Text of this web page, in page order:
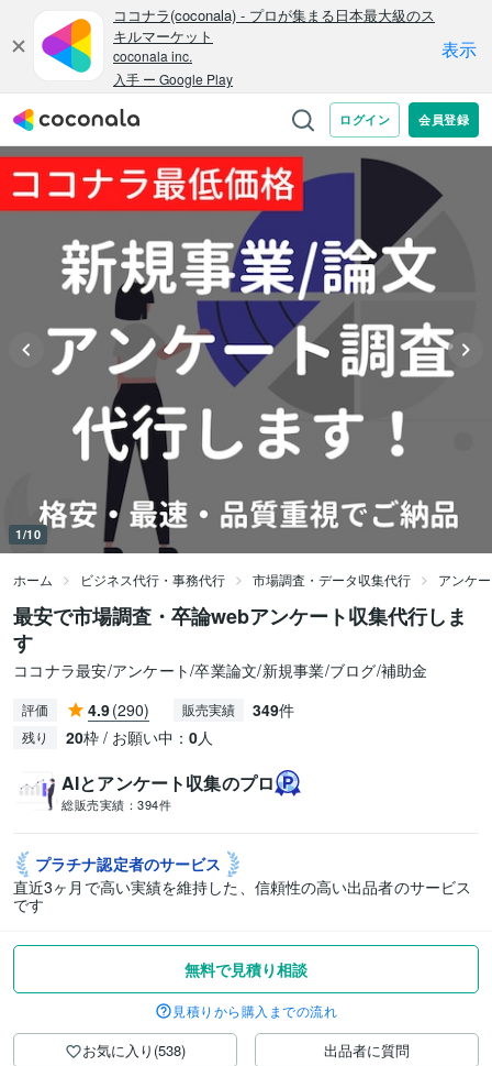
1/10
ホーム ビジネス代行・事務代行 市場調査・データ収集代行 アンケ
最安で市場調査・卒論webアンケート収集代行しま
す
ココナラ最安/アンケート/卒業論文/新規事業/ブログ/補助金
評価 4.9(290) 販売実績 349件
残り 20枠 / お願い中： 0人
AIとアンケート収集のプロ
総販売実績： 394件
プラチナ認定者のサービス
直近3ヶ月で高い実績を維持した、信頼性の高い出品者のサービス
です
無料で見積り相談
見積りから購入までの流れ
お気に入り(538) 出品者に質問